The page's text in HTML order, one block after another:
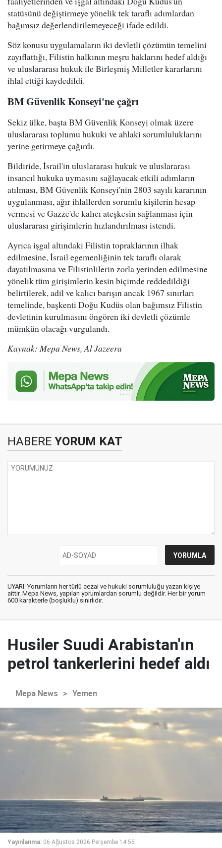
statüsünü değiştirmeye yönelik tek taraflı adımlardan
bağımsız değerlendirilemeyeceği ifade edildi.
Söz konusu uygulamaların iki devletli çözümün temelini
zayıflattığı, Filistin halkının meşru haklarını hedef aldığı
ve uluslararası hukuk ile Birleşmiş Milletler kararlarını
ihlal ettiği kaydedildi.
BM Güvenlik Konseyi'ne çağrı
Sekiz ülke, başta BM Güvenlik Konseyi olmak üzere
uluslararası toplumu hukuki ve ahlaki sorumluluklarını
yerine getirmeye çağırdı.
Bildiride, İsrail'in uluslararası hukuk ve uluslararası
insancıl hukuka uymasını sağlayacak etkili adımların
atılması, BM Güvenlik Konseyi'nin 2803 sayılı kararının
uygulanması, ağır ihlallerden sorumlu kişilerin hesap
vermesi ve Gazze'de kalıcı ateşkesin sağlanması için
uluslararası girişimlerin hızlandırılması istendi.
Ayrıca işgal altındaki Filistin topraklarının ilhak
edilmesine, İsrail egemenliğinin tek taraflı olarak
dayatılmasına ve Filistinlilerin zorla yerinden edilmesine
yönelik tüm girişimlerin kesin biçimde reddedildiği
belirtilerek, adil ve kalıcı barışın ancak 1967 sınırları
temelinde, başkenti Doğu Kudüs olan bağımsız Filistin
devletinin kurulmasını öngören iki devletli çözümle
mümkün olacağı vurgulandı.
Kaynak: Mepa News, Al Jazeera
HABERE YORUM KAT
UYARI: Yorumların her türlü cezai ve hukuki sorumluluğu yazan kişiye
aittir. Mepa News, yapılan yorumlardan sorumlu değildir. Her bir yorum
600 karakterle (boşluklu) sınırlıdır.
Husiler Suudi Arabistan'ın
petrol tankerlerini hedef aldı
Mepa News > Yemen
Yayınlanma: 06 Ağustos 2026 Perşembe 14:55